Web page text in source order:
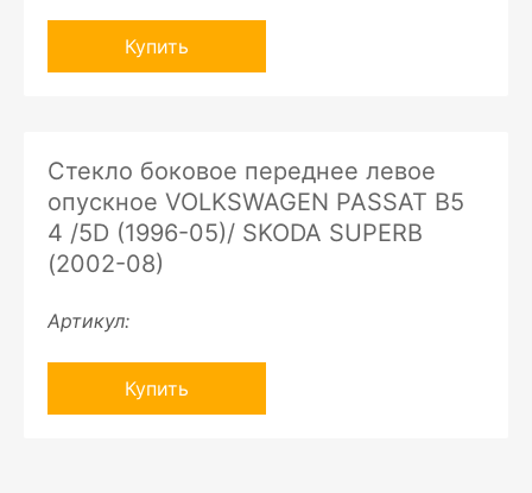
Купить
Стекло боковое переднее левое
опускное VOLKSWAGEN PASSAT B5
4 /5D (1996-05)/ SKODA SUPERB
(2002-08)
Артикул:
Купить